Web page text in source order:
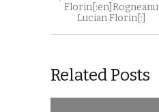
Florin[:en]Rogneanu
Lucian Florin[:]
Related Posts